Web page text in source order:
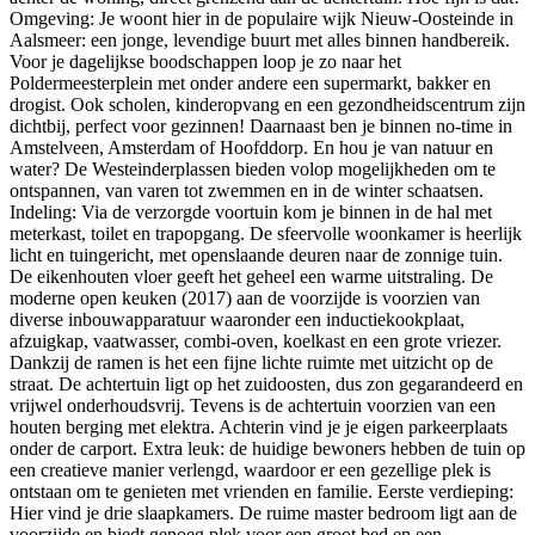
Omgeving: Je woont hier in de populaire wijk Nieuw-Oosteinde in
Aalsmeer: een jonge, levendige buurt met alles binnen handbereik.
Voor je dagelijkse boodschappen loop je zo naar het
Poldermeesterplein met onder andere een supermarkt, bakker en
drogist. Ook scholen, kinderopvang en een gezondheidscentrum zijn
dichtbij, perfect voor gezinnen! Daarnaast ben je binnen no-time in
Amstelveen, Amsterdam of Hoofddorp. En hou je van natuur en
water? De Westeinderplassen bieden volop mogelijkheden om te
ontspannen, van varen tot zwemmen en in de winter schaatsen.
Indeling: Via de verzorgde voortuin kom je binnen in de hal met
meterkast, toilet en trapopgang. De sfeervolle woonkamer is heerlijk
licht en tuingericht, met openslaande deuren naar de zonnige tuin.
De eikenhouten vloer geeft het geheel een warme uitstraling. De
moderne open keuken (2017) aan de voorzijde is voorzien van
diverse inbouwapparatuur waaronder een inductiekookplaat,
afzuigkap, vaatwasser, combi-oven, koelkast en een grote vriezer.
Dankzij de ramen is het een fijne lichte ruimte met uitzicht op de
straat. De achtertuin ligt op het zuidoosten, dus zon gegarandeerd en
vrijwel onderhoudsvrij. Tevens is de achtertuin voorzien van een
houten berging met elektra. Achterin vind je je eigen parkeerplaats
onder de carport. Extra leuk: de huidige bewoners hebben de tuin op
een creatieve manier verlengd, waardoor er een gezellige plek is
ontstaan om te genieten met vrienden en familie. Eerste verdieping:
Hier vind je drie slaapkamers. De ruime master bedroom ligt aan de